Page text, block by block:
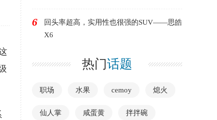
6
回头率超高，实用性也很强的SUV——思皓
X6
热门话题
职场 水果 cemoy 熄火
仙人掌 咸蛋黄 拌拌碗